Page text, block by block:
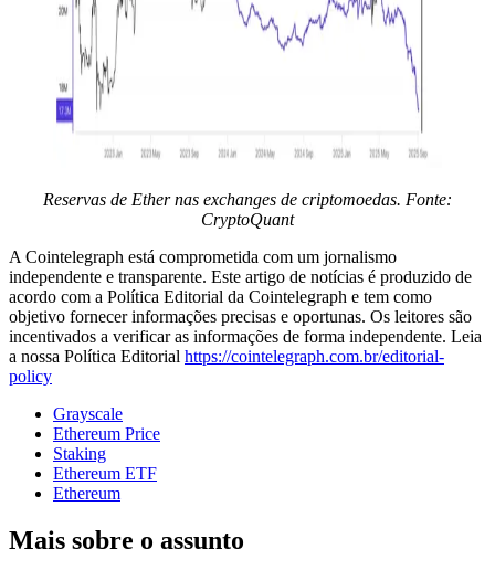
Reservas de Ether nas exchanges de criptomoedas. Fonte:
CryptoQuant
A Cointelegraph está comprometida com um jornalismo
independente e transparente. Este artigo de notícias é produzido de
acordo com a Política Editorial da Cointelegraph e tem como
objetivo fornecer informações precisas e oportunas. Os leitores são
incentivados a verificar as informações de forma independente. Leia
a nossa Política Editorial https://cointelegraph.com.br/editorial-
policy
Grayscale
Ethereum Price
Staking
Ethereum ETF
Ethereum
Mais sobre o assunto